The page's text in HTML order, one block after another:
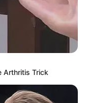
Arthritis Trick